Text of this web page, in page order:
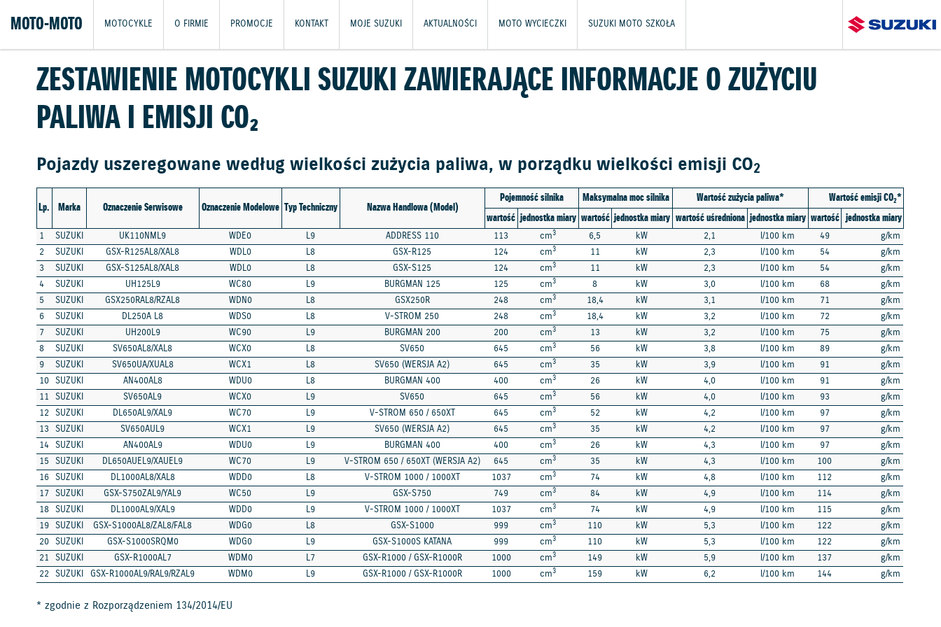
MOTO-MOTO MOTOCYKLE O FIRMIE PROMOCJE KONTAKT MOJE SUZUKI AKTUALNOŚCI MOTO WYCIECZKI SUZUKI MOTO SZKOŁA
ZESTAWIENIE MOTOCYKLI SUZUKI ZAWIERAJĄCE INFORMACJE O ZUŻYCIU
PALIWA I EMISJI CO₂
Pojazdy uszeregowane według wielkości zużycia paliwa, w porządku wielkości emisji CO2
Lp. Marka Oznaczenie Serwisowe Oznaczenie Modelowe Typ Techniczny Nazwa Handlowa (Model)
Pojemność silnika Maksymalna moc silnika Wartość zużycia paliwa* Wartość emisji CO2*
wartość jednostka miary wartość jednostka miary wartość uśredniona jednostka miary wartość jednostka miary
1 SUZUKI UK110NML9 WDE0 L9 ADDRESS 110 113 cm3 6,5 kW 2,1 l/100 km 49
g/km
2
SUZUKI GSX-R125AL8/XAL8 WDL0 L8 GSX-R125 124 cm3 11 kW 2,3 l/100 km 54
g/km
3
SUZUKI GSX-S125AL8/XAL8 WDL0 L8 GSX-S125 124 cm3 11 kW 2,3 l/100 km 54
g/km
4
SUZUKI UH125L9 WC80 L9 BURGMAN 125 125 cm3 8 kW 3,0 l/100 km 68
g/km
5
SUZUKI GSX250RAL8/RZAL8 WDN0 L8 GSX250R 248 cm3 18,4 kW 3,1 l/100 km 71
g/km
6
SUZUKI DL250A L8 WDS0 L8 V-STROM 250 248 cm3 18,4 kW 3,2 l/100 km 72
g/km
7
SUZUKI UH200L9 WC90 L9 BURGMAN 200 200 cm3 13 kW 3,2 l/100 km 75
g/km
8
SUZUKI SV650AL8/XAL8 WCX0 L8 SV650 645 cm3 56 kW 3,8 l/100 km 89
g/km
9
SUZUKI SV650UA/XUAL8 WCX1 L8 SV650 (WERSJA A2) 645 cm3 35 kW 3,9 l/100 km 91
g/km
10 SUZUKI AN400AL8 WDU0 L8 BURGMAN 400 400 cm3 26 kW 4,0 l/100 km 91
g/km
11 SUZUKI SV650AL9 WCX0 L9 SV650 645 cm3 56 kW 4,0 l/100 km 93
g/km
12 SUZUKI DL650AL9/XAL9 WC70 L9 V-STROM 650 / 650XT 645 cm3 52 kW 4,2 l/100 km 97
g/km
13 SUZUKI SV650AUL9 WCX1 L9 SV650 (WERSJA A2) 645 cm3 35 kW 4,2 l/100 km 97
g/km
14 SUZUKI AN400AL9 WDU0 L9 BURGMAN 400 400 cm3 26 kW 4,3 l/100 km 97
g/km
15 SUZUKI DL650AUEL9/XAUEL9 WC70 L9 V-STROM 650 / 650XT (WERSJA A2) 645 cm3 35 kW 4,3 l/100 km 100
g/km
16 SUZUKI DL1000AL8/XAL8 WDD0 L8 V-STROM 1000 / 1000XT 1037 cm3 74 kW 4,8 l/100 km 112
g/km
17 SUZUKI GSX-S750ZAL9/YAL9 WC50 L9 GSX-S750 749 cm3 84 kW 4,9 l/100 km 114
g/km
18 SUZUKI DL1000AL9/XAL9 WDD0 L9 V-STROM 1000 / 1000XT 1037 cm3 74 kW 4,9 l/100 km 115
g/km
19 SUZUKI GSX-S1000AL8/ZAL8/FAL8 WDG0 L8 GSX-S1000 999 cm3 110 kW 5,3 l/100 km 122
g/km
20 SUZUKI GSX-S1000SRQM0 WDG0 L9 GSX-S1000S KATANA 999 cm3 110 kW 5,3 l/100 km 122
g/km
21 SUZUKI GSX-R1000AL7 WDM0 L7 GSX-R1000 / GSX-R1000R 1000 cm3 149 kW 5,9 l/100 km 137
g/km
22 SUZUKI GSX-R1000AL9/RAL9/RZAL9 WDM0 L9 GSX-R1000 / GSX-R1000R 1000 cm3 159 kW 6,2 l/100 km 144 g/km
* zgodnie z Rozporządzeniem 134/2014/EU